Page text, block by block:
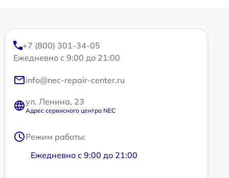
+7 (800) 301-34-05
Ежедневно с 9:00 до 21:00
info@nec-repair-center.ru
ул. Ленина, 23
Адрес сервисного центра NEC
Режим работы:
Ежедневно с 9:00 до 21:00